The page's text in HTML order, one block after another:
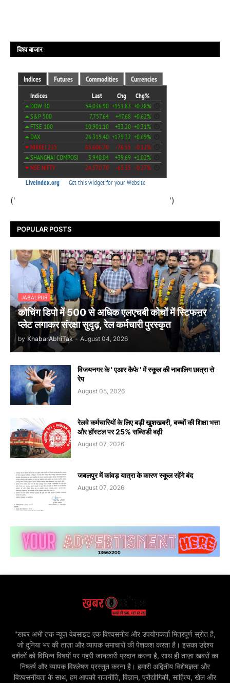
विश्व बाजार
(' ')
POPULAR POSTS
JABALPUR
कोचिंग डिपो में 500 से अधिक एलएचबी कोचों में स्टिफऩर
प्लेट लगाकर संरक्षा सुदृढ़, रेल कर्मचारी पुरस्कृत
by KhabarAbhiTak - August 04, 2026
विजयनगर के ' एआर कैफे ' में स्कूल की नाबालिग छात्रा से
रेप
August 05, 2026
रेलवे कर्मचारियों के लिए बड़ी खुशखबरी, बच्चों की शिक्षा भत्ता
और हॉस्टल पर 25% सब्सिडी बढ़ी
August 07, 2026
जबलपुर में कांवड़ यात्रा के कारण स्कूल रहेंगे बंद
August 07, 2026
"खबर अभी तक न्यूज़ वेबसाइट एक विश्वसनीय और उपयोगकर्ता मित्रपूर्ण स्रोत है,
जो दुनिया भर की ताज़ा और व्यापक समाचारों की पेशकश करता है। इसका उद्देश्य
दर्शकों को विभिन्न विषयों पर गहरी जानकारी प्रदान करना है, साथ ही ताज़ा खबरों का
निष्कर्ष और व्यापक विश्लेषण प्रस्तुत करना है। हमारी अद्वितीय विशेषज्ञता और
विश्वसनीयता के साथ, हम आपको राजनीति, विज्ञान, प्रौद्योगिकी, साहित्य, खेल और